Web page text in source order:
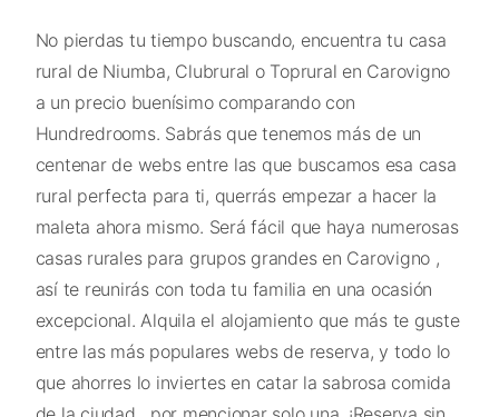
No pierdas tu tiempo buscando, encuentra tu casa
rural de Niumba, Clubrural o Toprural en Carovigno
a un precio buenísimo comparando con
Hundredrooms. Sabrás que tenemos más de un
centenar de webs entre las que buscamos esa casa
rural perfecta para ti, querrás empezar a hacer la
maleta ahora mismo. Será fácil que haya numerosas
casas rurales para grupos grandes en Carovigno ,
así te reunirás con toda tu familia en una ocasión
excepcional. Alquila el alojamiento que más te guste
entre las más populares webs de reserva, y todo lo
que ahorres lo inviertes en catar la sabrosa comida